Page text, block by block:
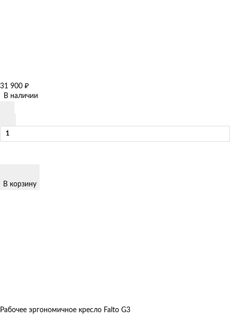
31 900 ₽
В наличии
В корзину
Рабочее эргономичное кресло Falto G3